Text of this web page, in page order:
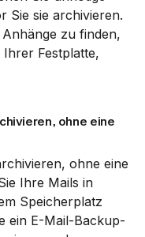
Sie sie archivieren.
zu finden,
Festplatte,
ohne eine
ohne eine
Ihre Mails in
Speicherplatz
ein E-Mail-Backup-